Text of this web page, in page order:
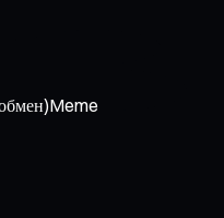
Meme